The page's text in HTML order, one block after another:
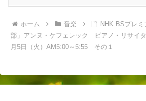
ホーム 音楽
NHK BSプレ
部」アンヌ・ケフェレック ピアノ・リサイ
月5日（火）AM5:00～5:55 その１